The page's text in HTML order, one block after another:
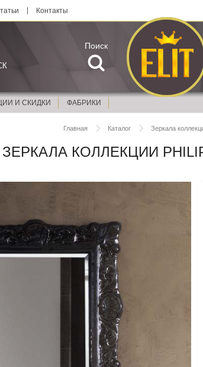
Контакты
Поиск
И СКИДКИ ФАБРИКИ
Главная Каталог Зеркала
ЗЕРКАЛА КОЛЛЕКЦИИ